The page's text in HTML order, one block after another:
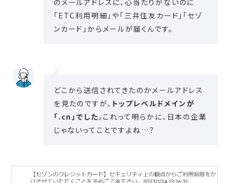
のメールアドレスに、心当たりがないのに
「ETC利用明細」や「三井住友カード」「セゾ
ンカード」からメールが届くんです。
どこから送信されてきたのかメールアドレス
を見たのですが、 トップレベルドメインが
「.cn」でした。これって明らかに、日本の企業
じゃないってことですよね…？